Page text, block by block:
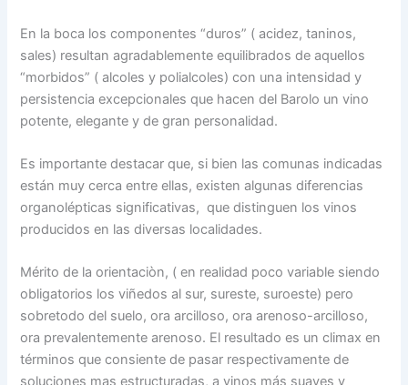
En la boca los componentes “duros” ( acidez, taninos,
sales) resultan agradablemente equilibrados de aquellos
“morbidos” ( alcoles y polialcoles) con una intensidad y
persistencia excepcionales que hacen del Barolo un vino
potente, elegante y de gran personalidad.
Es importante destacar que, si bien las comunas indicadas
están muy cerca entre ellas, existen algunas diferencias
organolépticas significativas, que distinguen los vinos
producidos en las diversas localidades.
Mérito de la orientaciòn, ( en realidad poco variable siendo
obligatorios los viñedos al sur, sureste, suroeste) pero
sobretodo del suelo, ora arcilloso, ora arenoso-arcilloso,
ora prevalentemente arenoso. El resultado es un climax en
términos que consiente de pasar respectivamente de
soluciones mas estructuradas, a vinos más suaves y